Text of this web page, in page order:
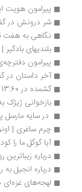
پیرامون هویت ایران |
شر درونش در گفت‌وگو
نگاهی به هفت قمر
بلندیهای بادگیر |  امیلی
پیرامون دفترچه‌ی
آخر داستان در گفت‌وگو
گشمده در 13:60 و طنز سیاه در گفت‌وگو با پویان مُکاری
بازخوانی ژیژک به
در سایه مارسل پروست
چرم ساغری | اونوره دو
آیا گوگل ما را کودن
درباره زیباترین
درباره انجیل به
لهجه‌های غزه‌ای در